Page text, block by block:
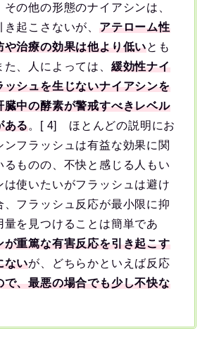
その他の形態のナイアシンは、
き起こさないが、アテローム性
や治療の効果は他より低いとも
、人によっては、 緩効性ナイ
ッシュを生じないナイアシンを
臓中の酵素が警戒すべきレベル
ある。[ 4] ほとんどの説明にお
ンフラッシュは有益な効果に関
るものの、不快と感じる人もい
は使いたいがフラッシュは避け
、フラッシュ反応が最小限に抑
量を見つけることは簡単であ
が重篤な有害反応を引き起こす
ないが、どちらかといえば反応
で、最悪の場合でも少し不快な